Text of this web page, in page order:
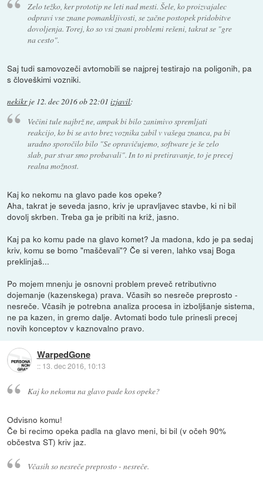
Zelo težko, ker prototip ne leti nad mesti. Šele, ko proizvajalec
odpravi vse znane pomankljivosti, se začne postopek pridobitve
dovoljenja. Torej, ko so vsi znani problemi rešeni, takrat se "gre
na cesto".
Saj tudi samovozeči avtomobili se najprej testirajo na poligonih, pa
s človeškimi vozniki.
nekikrje 12. dec 2016 ob 22:01 izjavil:
Večini tule najbrž ne, ampak bi bilo zanimivo spremljati
reakcijo, ko bi se avto brez voznika zabil v vašega znanca, pa bi
uradno sporočilo bilo "Se opravičujemo, software je še zelo
slab, par stvar smo probavali". In to ni pretiravanje, to je precej
realna možnost.
Kaj ko nekomu na glavo pade kos opeke?
Aha, takrat je seveda jasno, kriv je upravljavec stavbe, ki ni bil
dovolj skrben. Treba ga je pribiti na križ, jasno.
Kaj pa ko komu pade na glavo komet? Ja madona, kdo je pa sedaj
kriv, komu se bomo "maščevali"? Če si veren, lahko vsaj Boga
preklinjaš...
Po mojem mnenju je osnovni problem preveč retributivno
dojemanje (kazenskega) prava. Včasih so nesreče preprosto -
nesreče. Včasih je potrebna analiza procesa in izboljšanje sistema,
ne pa kazen, in gremo dalje. Avtomati bodo tule prinesli precej
novih konceptov v kaznovalno pravo.
WarpedGone
:: 13. dec 2016, 10:13
Kaj ko nekomu na glavo pade kos opeke?
Odvisno komu!
Če bi recimo opeka padla na glavo meni, bi bil (v očeh 90%
občestva ST) kriv jaz.
Včasih so nesreče preprosto - nesreče.